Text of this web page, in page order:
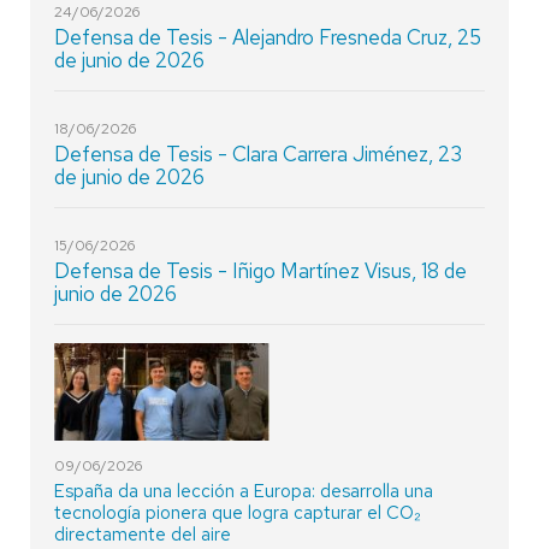
24/06/2026
Defensa de Tesis - Alejandro Fresneda Cruz, 25
de junio de 2026
18/06/2026
Defensa de Tesis - Clara Carrera Jiménez, 23
de junio de 2026
15/06/2026
Defensa de Tesis - Iñigo Martínez Visus, 18 de
junio de 2026
09/06/2026
España da una lección a Europa: desarrolla una
tecnología pionera que logra capturar el CO₂
directamente del aire